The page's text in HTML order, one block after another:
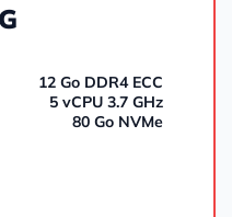
12 Go DDR4 ECC
5 vCPU 3.7 GHz
80 Go NVMe